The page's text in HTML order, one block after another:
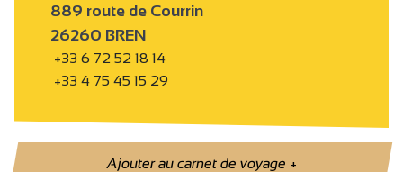
889 route de Courrin
26260 BREN
+33 6 72 52 18 14
+33 4 75 45 15 29
Ajouter au carnet de voyage+